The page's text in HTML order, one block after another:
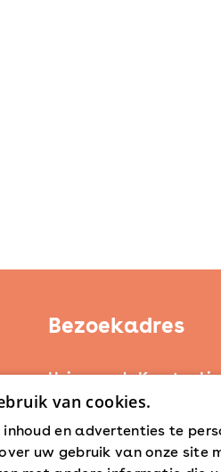
Bezoekadres
Huis voor de Kunsten
Weerstand Roermond
6042 GG Roermond
van cookies.
en advertenties te
uw gebruik van onze